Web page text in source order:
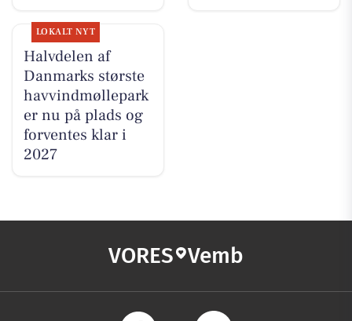
LOKALT NYT
Halvdelen af
Danmarks største
havvindmøllepark
er nu på plads og
forventes klar i
2027
VORES Vemb